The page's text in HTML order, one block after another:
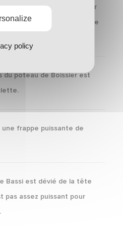
coup-franc lointain. Son tir
de façon peu académique
du poteau de Boissier est
frappe puissante de
Bassi est dévié de la tête
pas assez puissant pour
policy